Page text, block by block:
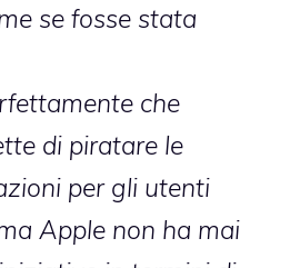
se fosse stata
che
di piratare le
per gli utenti
Apple non ha mai